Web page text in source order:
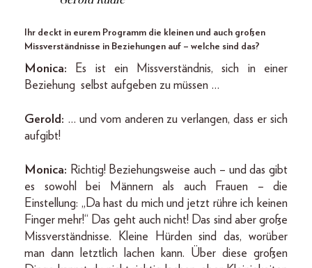
Ihr deckt in eurem Programm die kleinen und auch großen
Missverständnisse in Beziehungen auf – welche sind das?
Monica: Es ist ein Missverständnis, sich in einer
Beziehung selbst aufgeben zu müssen …
Gerold: … und vom anderen zu verlangen, dass er sich
aufgibt!
Monica: Richtig! Beziehungsweise auch – und das gibt
es sowohl bei Männern als auch Frauen – die
Einstellung: „Da hast du mich und jetzt rühre ich keinen
Finger mehr!“ Das geht auch nicht! Das sind aber große
Missverständnisse. Kleine Hürden sind das, worüber
man dann letztlich lachen kann. Über diese großen